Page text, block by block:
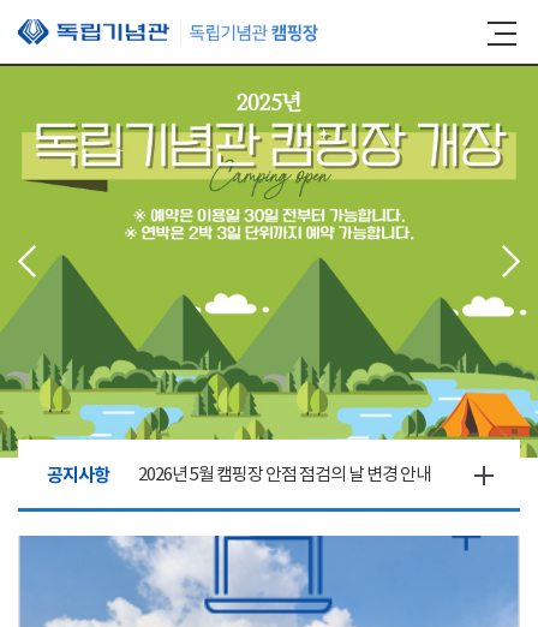
본문 바로가기
공지사항 2026년 5월 캠핑장 안점 점검의 날 변경 안내
캠핑장(9월1일~6일) 미운영 공지